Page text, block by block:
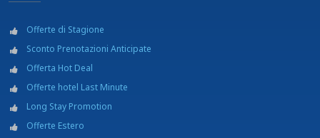
Offerte di Stagione
Sconto Prenotazioni Anticipate
Offerta Hot Deal
Offerte hotel Last Minute
Long Stay Promotion
Offerte Estero